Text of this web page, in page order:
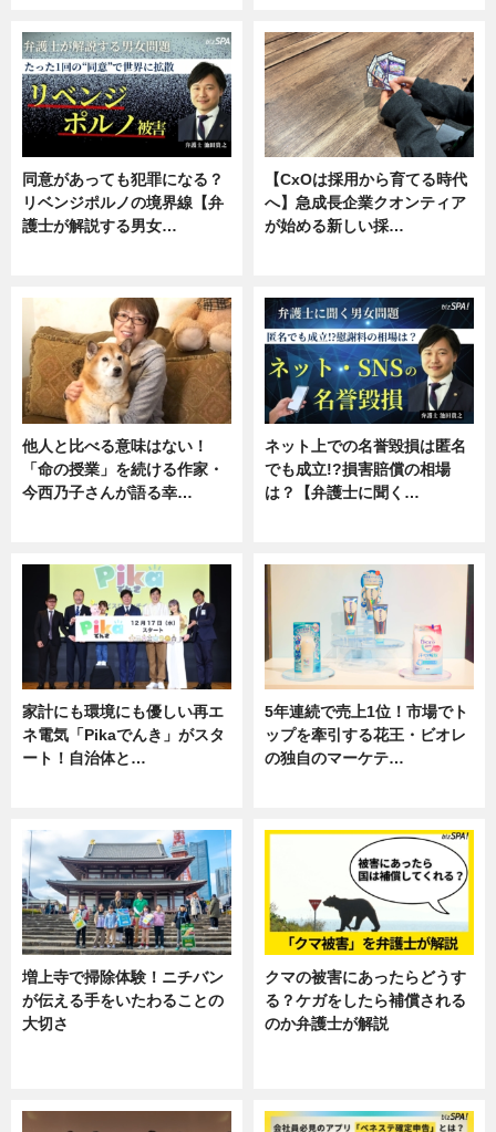
同意があっても犯罪になる？
リベンジポルノの境界線【弁
護士が解説する男女…
【CxOは採用から育てる時代
へ】急成長企業クオンティア
が始める新しい採…
他人と比べる意味はない！
「命の授業」を続ける作家・
今西乃子さんが語る幸…
ネット上での名誉毀損は匿名
でも成立!?損害賠償の相場
は？【弁護士に聞く…
家計にも環境にも優しい再エ
ネ電気「Pikaでんき」がスタ
ート！自治体と…
5年連続で売上1位！市場でト
ップを牽引する花王・ビオレ
の独自のマーケテ…
増上寺で掃除体験！ニチバン
が伝える手をいたわることの
大切さ
クマの被害にあったらどうす
る？ケガをしたら補償される
のか弁護士が解説